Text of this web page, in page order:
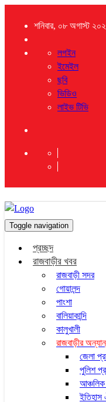
শনিবার, ০৮ অগাস্ট
লগইন
ইমেইল
ছবি
ভিডিও
লাইভ টিভি
Toggle navigation
প্রচ্ছদ
রাজবাড়ীর খবর
রাজবাড়ী সদর
গোয়ালন্দ
পাংশা
বালিয়াকান্দি
কালুখালী
রাজবাড়ীর
জেলা
পুলিশ
আঞ্চলিক
ইতিহাস